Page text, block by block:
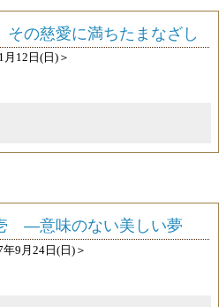
の慈愛に満ちたまなざし
月12日(日)＞
—意味のない美しい夢
9月24日(日)＞